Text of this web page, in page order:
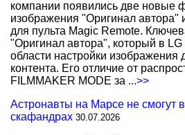
компании появились две новые
изображения "Оригинал автора"
для пульта Magic Remote.
"Оригинал автора", который в
области настройки изображения
контента. Его отличие от
FILMMAKER MODE за ...>>
Астронавты на Марсе не смогут
скафандрах 30.07.2026